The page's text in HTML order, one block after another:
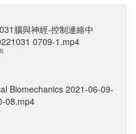
腦與神經-控制連絡中
0709-1.mp4
Biomechanics 2021-06-09-
08.mp4